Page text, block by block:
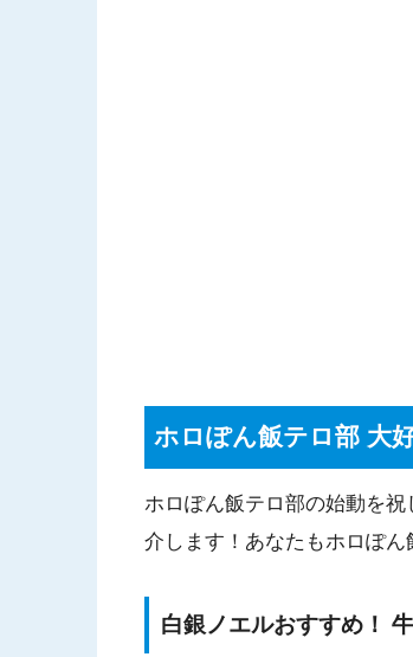
ホロぽん飯テロ部 大
ホロぽん飯テロ部の始動を祝
介します！あなたもホロぽ
白銀ノエルおすすめ！